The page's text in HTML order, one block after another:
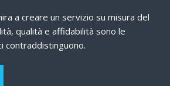
a creare un servizio su misura del
qualità e affidabilità sono le
contraddistinguono.